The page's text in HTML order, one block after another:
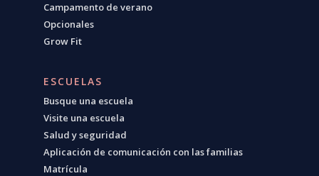
Campamento de verano
Opcionales
Grow Fit
ESCUELAS
Busque una escuela
Visite una escuela
Salud y seguridad
Aplicación de comunicación con las familias
Matrícula